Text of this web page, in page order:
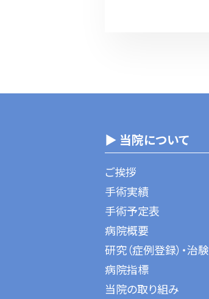
▶ 当院について
ご挨拶
手術実績
手術予定表
病院概要
研究（症例登録）・治験
病院指標
当院の取り組み